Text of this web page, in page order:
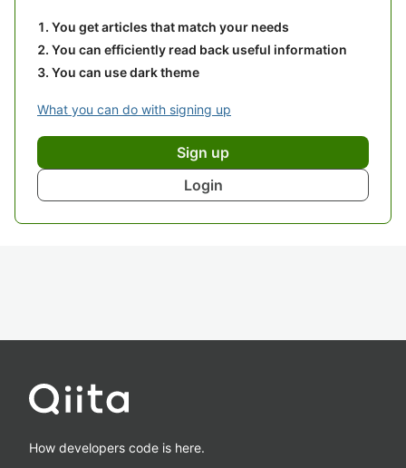
You get articles that match your needs
You can efficiently read back useful information
You can use dark theme
What you can do with signing up
Sign up
Login
How developers code is here.